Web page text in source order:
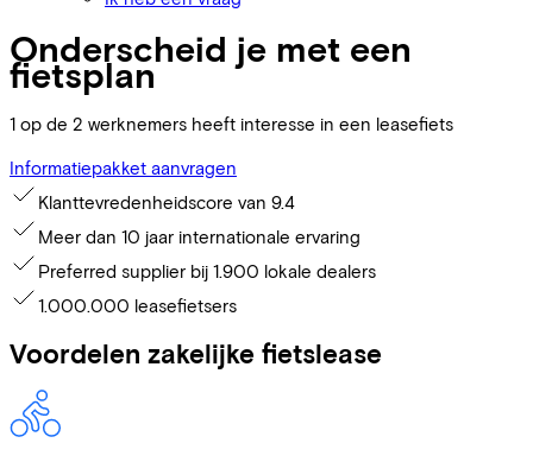
Onderscheid je met een
fietsplan
1 op de 2 werknemers heeft interesse in een leasefiets
Informatiepakket aanvragen
Klanttevredenheidscore van 9.4
Meer dan 10 jaar internationale ervaring
Preferred supplier bij 1.900 lokale dealers
1.000.000 leasefietsers
Voordelen zakelijke fietslease